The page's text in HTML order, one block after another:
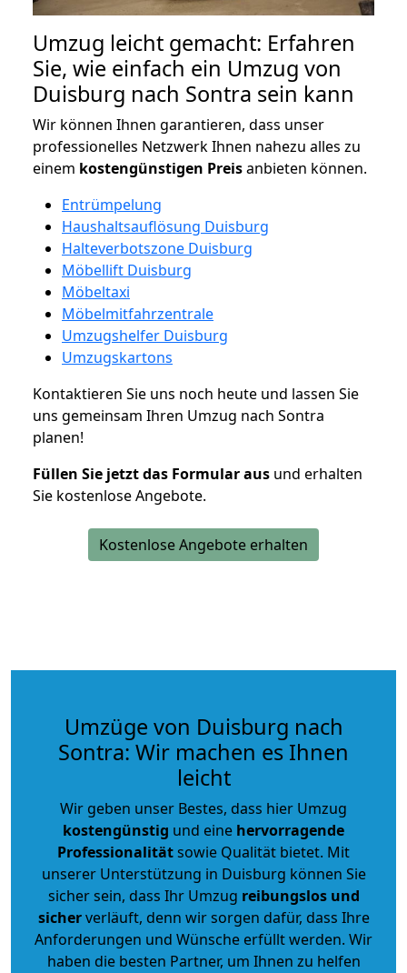
Umzug leicht gemacht: Erfahren
Sie, wie einfach ein Umzug von
Duisburg nach Sontra sein kann
Wir können Ihnen garantieren, dass unser
professionelles Netzwerk Ihnen nahezu alles zu
einem kostengünstigen Preisanbieten können.
Entrümpelung
Haushaltsauflösung Duisburg
Halteverbotszone Duisburg
Möbellift Duisburg
Möbeltaxi
Möbelmitfahrzentrale
Umzugshelfer Duisburg
Umzugskartons
Kontaktieren Sie uns noch heute und lassen Sie
uns gemeinsam Ihren Umzug nach Sontra
planen!
Füllen Sie jetzt das Formular aus und erhalten
Sie kostenlose Angebote.
Kostenlose Angebote erhalten
Umzüge von Duisburg nach
Sontra: Wir machen es Ihnen
leicht
Wir geben unser Bestes, dass hier Umzug
kostengünstig und eine hervorragende
Professionalitätsowie Qualität bietet. Mit
unserer Unterstützung in Duisburg können Sie
sicher sein, dass Ihr Umzug reibungslos und
sicherverläuft, denn wir sorgen dafür, dass Ihre
Anforderungen und Wünsche erfüllt werden. Wir
haben die besten Partner, um Ihnen zu helfen